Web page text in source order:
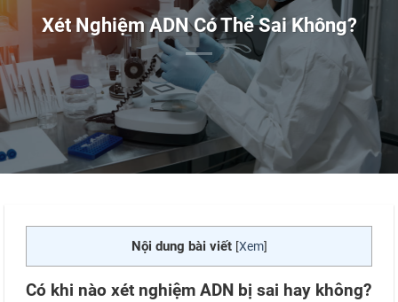
Xét Nghiệm ADN Có Thể Sai Không?
Nội dung bài viết [Xem]
Có khi nào xét nghiệm ADN bị sai hay không?